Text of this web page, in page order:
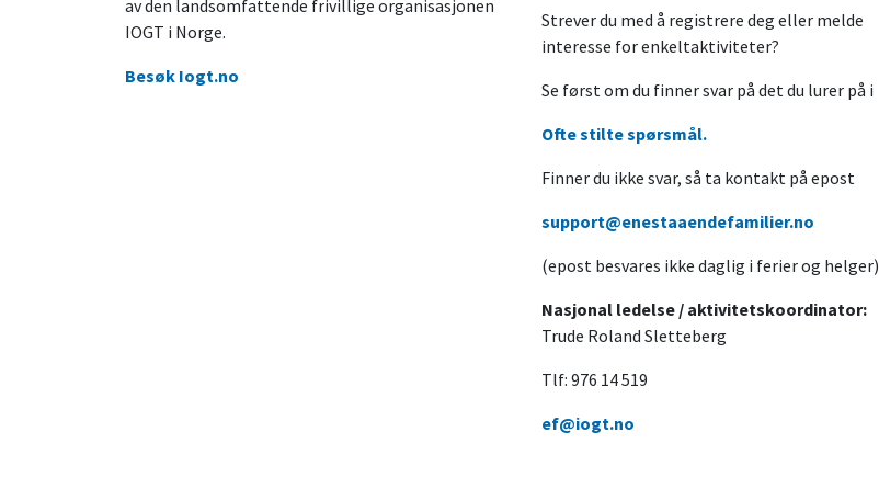
av den landsomfattende frivillige organisasjonen
IOGT i Norge.
Besøk Iogt.no
Strever du med å registrere deg eller melde
interesse for enkeltaktiviteter?
Se først om du finner svar på det du lurer på i
Ofte stilte spørsmål.
Finner du ikke svar, så ta kontakt på epost
support@enestaaendefamilier.no
(epost besvares ikke daglig i ferier og helger)
Nasjonal ledelse / aktivitetskoordinator:
Trude Roland Sletteberg
Tlf: 976 14 519
ef@iogt.no